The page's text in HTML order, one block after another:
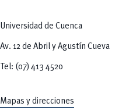
Universidad de Cuenca
Av. 12 de Abril y Agustín Cueva
Tel: (07) 413 4520
Mapas y direcciones